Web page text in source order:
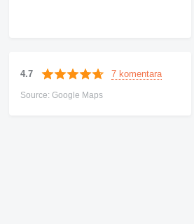
4.7 7 komentara
Source: Google Maps